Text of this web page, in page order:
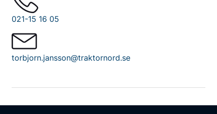
021-15 16 05
torbjorn.jansson@traktornord.se